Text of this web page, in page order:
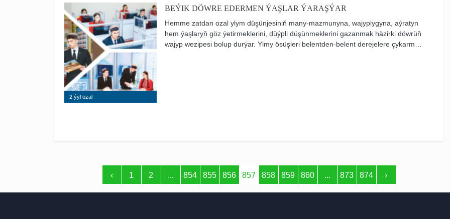
2 ýyl ozal
BEÝIK DÖWRE EDERMEN ÝAŞLAR ÝARAŞÝAR
Hemme zatdan ozal ylym düşünjesiniň many-mazmunyna, wajyplygyna, aýratyn
hem ýaşlaryň göz ýetirmeklerini, düýpli düşünmeklerini gazanmak häzirki döwrüň
wajyp wezipesi bolup durýar. Ylmy ösüşleri belentden-belent derejelere çykarmak
‹ 1 2 ... 854 855 856 857 858 859 860 ... 873 874 ›